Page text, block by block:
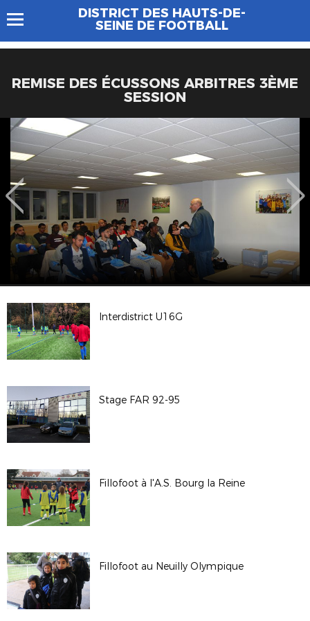
DISTRICT DES HAUTS-DE-
SEINE DE FOOTBALL
REMISE DES ÉCUSSONS ARBITRES 3ÈME
SESSION
Interdistrict U16G
Stage FAR 92-95
Fillofoot à l'A.S. Bourg la Reine
Fillofoot au Neuilly Olympique